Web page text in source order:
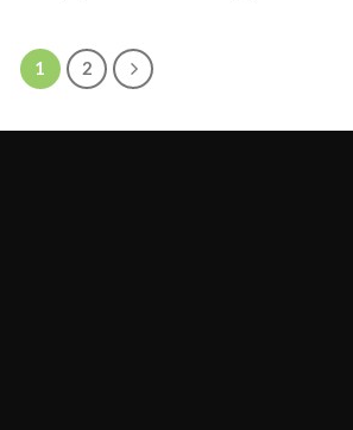
1 2